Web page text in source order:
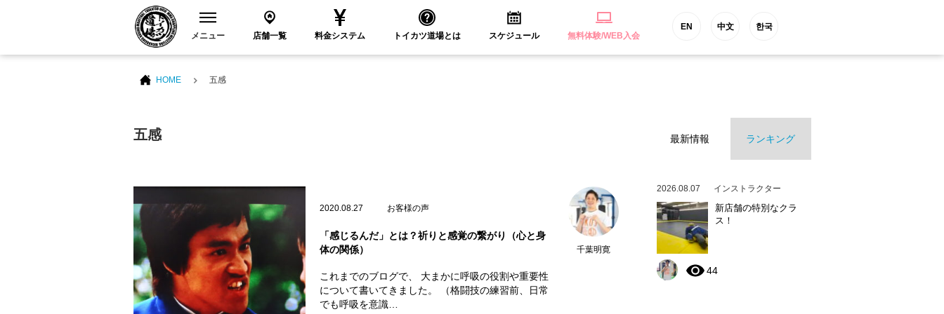
メニュー 店舗一覧 料金システム トイカツ道場とは スケジュール 無料体験/WEB入会
EN 中文 한국
HOME 五感
五感
2020.08.27 お客様の声
千葉明寛
「感じるんだ」とは？祈りと感覚の繋がり（心と身
体の関係）
これまでのブログで、 大まかに呼吸の役割や重要性
について書いてきました。 （格闘技の練習前、日常
でも呼吸を意識…
最新情報 ランキング
2026.08.07 インストラクター
新店舗の特別なクラ
ス！
44